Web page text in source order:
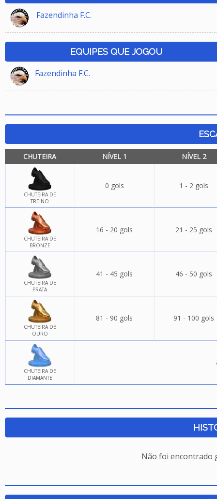
Fazendinha F.C.
EQUIPES QUE JOGOU
Fazendinha F.C.
CHUTEIRA NÍVEL 1 NÍVEL 2
CHUTEIRA DE
TREINO
0 gols 1 - 2 gols
CHUTEIRA DE
BRONZE
16 - 20 gols 21 - 25 gols
CHUTEIRA DE
PRATA
41 - 45 gols 46 - 50 gols
CHUTEIRA DE
OURO
81 - 90 gols 91 - 100 gols
CHUTEIRA DE
DIAMANTE
Não foi encontrado